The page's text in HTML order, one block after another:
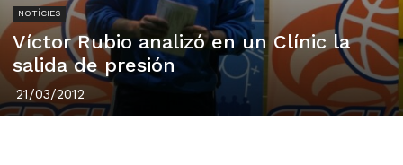
NOTÍCIES
Víctor Rubio analizó en un Clínic la
salida de presión
21/03/2012